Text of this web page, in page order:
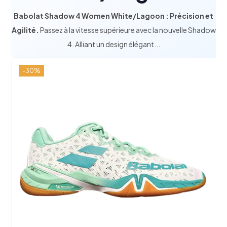
Babolat Shadow 4 Women White/Lagoon : Précision et
Agilité. Passez à la vitesse supérieure avec la nouvelle Shadow
4. Alliant un design élégant...
-30%